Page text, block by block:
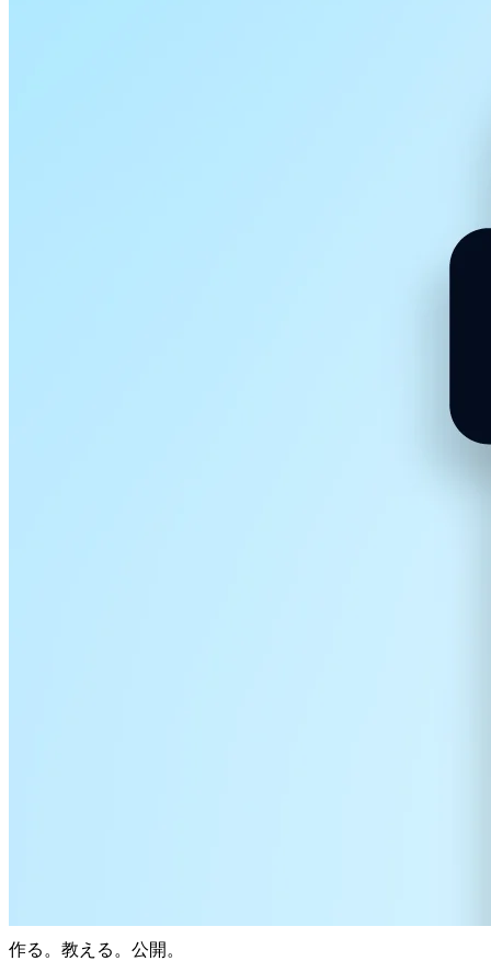
作る。教える。公開。